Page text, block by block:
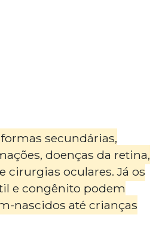
secundárias,
doenças da retina,
cirurgias oculares. Já os
e congênito podem
nascidos até crianças